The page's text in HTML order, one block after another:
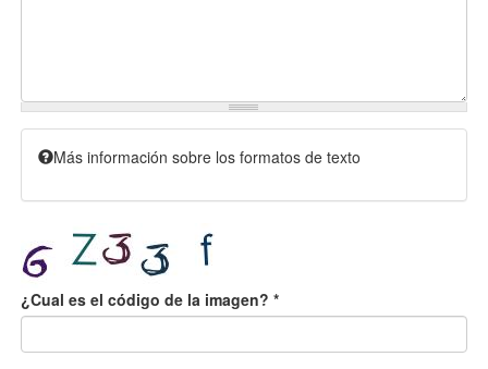
Más información sobre los formatos de texto
¿Cual es el código de la imagen? *